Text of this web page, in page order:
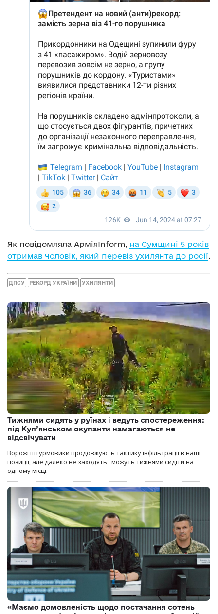
Як повідомляла АрміяInform, на Сумщині 5 років
отримав чоловік, який перевіз ухилянта до росії.
ДПСУ РЕКОРД УКРАЇНИ УХИЛЯНТИ
Тижнями сидять у руїнах і ведуть спостереження:
під Куп’янськом окупанти намагаються не
відсвічувати
Ворожі штурмовики продовжують тактику інфільтрації в наші
позиції, але далеко не заходять і можуть тижнями сидіти на
одному місці.
«Маємо домовленість щодо постачання сотень